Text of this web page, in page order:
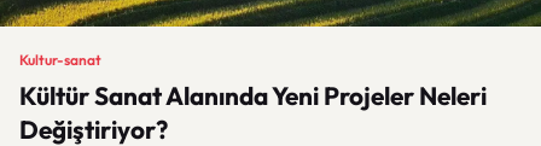
Kultur-sanat
Kültür Sanat Alanında Yeni Projeler Neleri
Değiştiriyor?